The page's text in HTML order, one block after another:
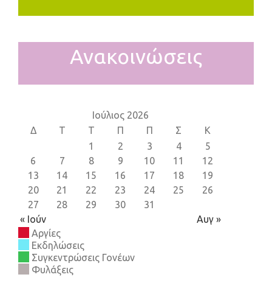
Ανακοινώσεις
Ιούλιος 2026
Δ
Τ Τ Π Π Σ
Κ
1
2 3 4
5
6
7 8 9 10 11
12
13
14 15 16 17 18
19
20
21 22 23 24 25
26
27
28 29 30
31
« Ιούν
Αυγ »
Αργίες
Εκδηλώσεις
Συγκεντρώσεις Γονέων
Φυλάξεις